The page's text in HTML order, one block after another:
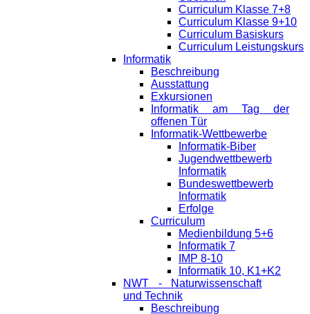
Curriculum Klasse 7+8
Curriculum Klasse 9+10
Curriculum Basiskurs
Curriculum Leistungskurs
Informatik
Beschreibung
Ausstattung
Exkursionen
Informatik am Tag der
offenen Tür
Informatik-Wettbewerbe
Informatik-Biber
Jugendwettbewerb
Informatik
Bundeswettbewerb
Informatik
Erfolge
Curriculum
Medienbildung 5+6
Informatik 7
IMP 8-10
Informatik 10, K1+K2
NWT - Naturwissenschaft
und Technik
Beschreibung